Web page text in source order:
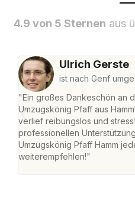
4.9 von 5 Sternen aus
Ulrich Gerste
ist nach Genf
"Ein großes Dankeschön an
Umzugskönig Pfaff aus
verlief reibungslos und
professionellen
Umzugskönig Pfaff Hamm
weiterempfehlen!"